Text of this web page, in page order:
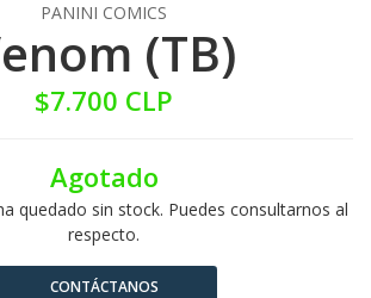
PANINI COMICS
(TB)
$7.700 CLP
Agotado
quedado sin stock. Puedes consultarnos al
respecto.
CONTÁCTANOS